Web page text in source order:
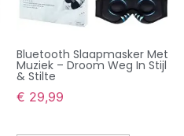
Bluetooth Slaapmasker Met
Muziek – Droom Weg In Stijl
& Stilte
€ 29,99